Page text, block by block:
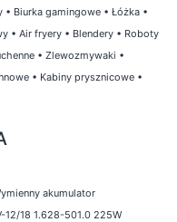
• Biurka gamingowe • Łóżka •
• Air fryery • Blendery • Roboty
• Zlewozmywaki •
• Kabiny prysznicowe •
akumulator
12/18 1.628-501.0 225W